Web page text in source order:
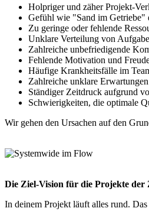
Holpriger und zäher Projekt-
Gefühl wie "Sand im Getriebe"
Zu geringe oder fehlende
Unklare Verteilung von
Zahlreiche unbefriedigende
Fehlende Motivation und
Häufige Krankheitsfälle im
Zahlreiche unklare
Ständiger Zeitdruck aufgrund
Schwierigkeiten, die optimale
Wir gehen den Ursachen auf den
Die Ziel-Vision für die Projekte
In deinem Projekt läuft alles rund.